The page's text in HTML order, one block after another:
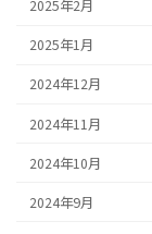
2025年2月
2025年1月
2024年12月
2024年11月
2024年10月
2024年9月